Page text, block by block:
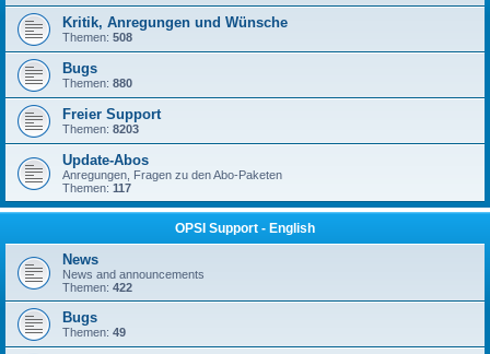
Kritik, Anregungen und Wünsche
Themen: 508
Bugs
Themen: 880
Freier Support
Themen: 8203
Update-Abos
Anregungen, Fragen zu den Abo-Paketen
Themen: 117
OPSI Support - English
News
News and announcements
Themen: 422
Bugs
Themen: 49